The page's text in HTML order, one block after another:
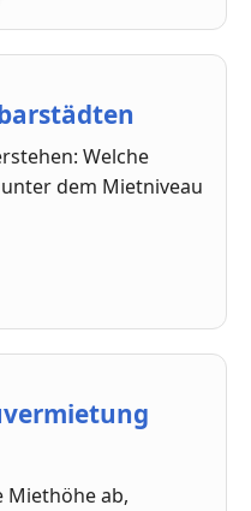
Welche
dem Mietniveau
Miethöhe ab,